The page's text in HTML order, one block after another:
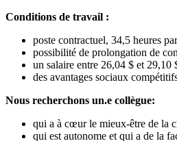
Conditions de travail :
poste contractuel, 34,5 heures
possibilité de prolongation de
un salaire entre 26,04 $ et 29,10
des avantages sociaux
Nous recherchons un.e collègue:
qui a à cœur le mieux-être de la
qui est autonome et qui a de la